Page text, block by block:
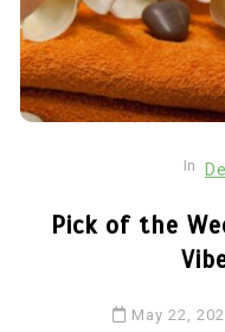
In
Pick of the
May 22,